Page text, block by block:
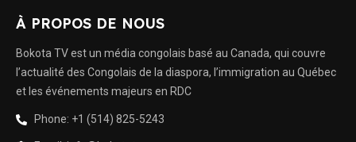
À PROPOS DE NOUS
Bokota TV est un média congolais basé au Canada, qui couvre
l’actualité des Congolais de la diaspora, l’immigration au Québec
et les événements majeurs en RDC
Phone: +1 (514) 825-5243